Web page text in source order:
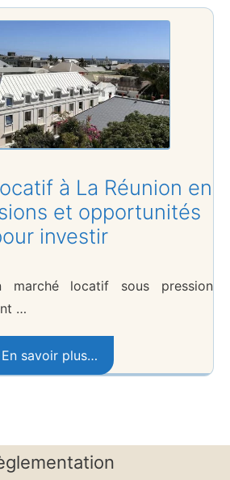
à La Réunion en
et opportunités
investir
marché locatif sous pression
…
En savoir plus…